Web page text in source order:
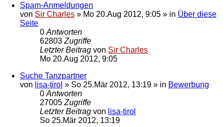
Spam-Anmeldungen
von Sir Charles » Mo 20.Aug 2012, 9:05 » in Über diese
Seite
0 Antworten
62803 Zugriffe
Letzter Beitrag von Sir Charles
Mo 20.Aug 2012, 9:05
Suche Tanzpartner
von lisa-tirol » So 25.Mär 2012, 13:19 » in Bewerbung
0 Antworten
27005 Zugriffe
Letzter Beitrag von lisa-tirol
So 25.Mär 2012, 13:19